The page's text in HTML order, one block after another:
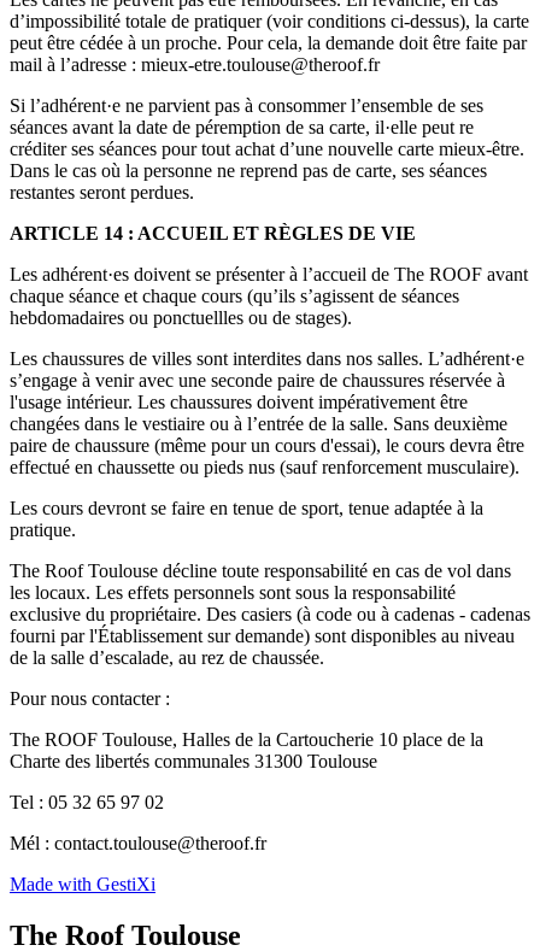
d’impossibilité totale de pratiquer (voir conditions ci-dessus), la carte
peut être cédée à un proche. Pour cela, la demande doit être faite par
mail à l’adresse : mieux-etre.toulouse@theroof.fr
Si l’adhérent·e ne parvient pas à consommer l’ensemble de ses
séances avant la date de péremption de sa carte, il·elle peut re
créditer ses séances pour tout achat d’une nouvelle carte mieux-être.
Dans le cas où la personne ne reprend pas de carte, ses séances
restantes seront perdues.
ARTICLE 14 : ACCUEIL ET RÈGLES DE VIE
Les adhérent·es doivent se présenter à l’accueil de The ROOF avant
chaque séance et chaque cours (qu’ils s’agissent de séances
hebdomadaires ou ponctuellles ou de stages).
Les chaussures de villes sont interdites dans nos salles. L’adhérent·e
s’engage à venir avec une seconde paire de chaussures réservée à
l'usage intérieur. Les chaussures doivent impérativement être
changées dans le vestiaire ou à l’entrée de la salle. Sans deuxième
paire de chaussure (même pour un cours d'essai), le cours devra être
effectué en chaussette ou pieds nus (sauf renforcement musculaire).
Les cours devront se faire en tenue de sport, tenue adaptée à la
pratique.
The Roof Toulouse décline toute responsabilité en cas de vol dans
les locaux. Les effets personnels sont sous la responsabilité
exclusive du propriétaire. Des casiers (à code ou à cadenas - cadenas
fourni par l'Établissement sur demande) sont disponibles au niveau
de la salle d’escalade, au rez de chaussée.
Pour nous contacter :
The ROOF Toulouse, Halles de la Cartoucherie 10 place de la
Charte des libertés communales 31300 Toulouse
Tel : 05 32 65 97 02
Mél : contact.toulouse@theroof.fr
Made with GestiXi
The Roof Toulouse